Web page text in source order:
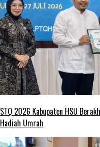
STQ 2026 Kabupaten HSU
Hadiah Umrah